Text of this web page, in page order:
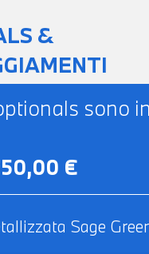
&
sono
€
Sage